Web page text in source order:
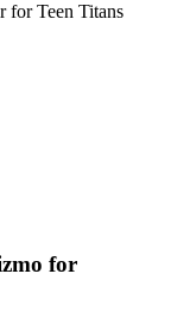
for Teen Titans
for